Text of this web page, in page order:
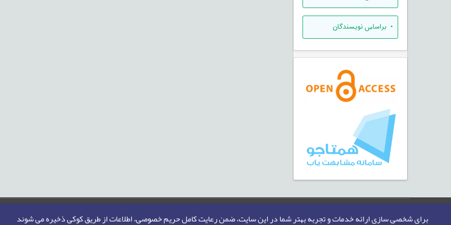
برای شخصی سازی ارائه خدمات و تجربه بهتر شما در این سایت، ضمن رعایت کامل حریم خصوصی، اطلاعات از طریق کوکی ذخیره می شوند
• براساس نویسندگان